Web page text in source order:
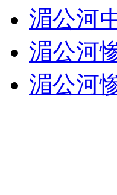
安徽一实载49人客
湄公河
湄公河
湄公河